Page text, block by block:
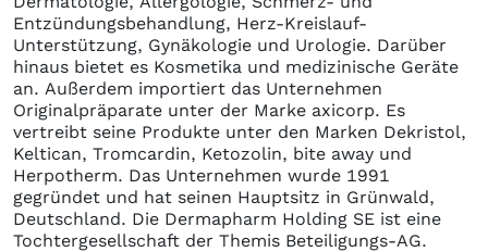
Entzündungsbehandlung, Herz-Kreislauf-
Unterstützung, Gynäkologie und Urologie. Darüber
hinaus bietet es Kosmetika und medizinische Geräte
an. Außerdem importiert das Unternehmen
Originalpräparate unter der Marke axicorp. Es
vertreibt seine Produkte unter den Marken Dekristol,
Keltican, Tromcardin, Ketozolin, bite away und
Herpotherm. Das Unternehmen wurde 1991
gegründet und hat seinen Hauptsitz in Grünwald,
Deutschland. Die Dermapharm Holding SE ist eine
Tochtergesellschaft der Themis Beteiligungs-AG.